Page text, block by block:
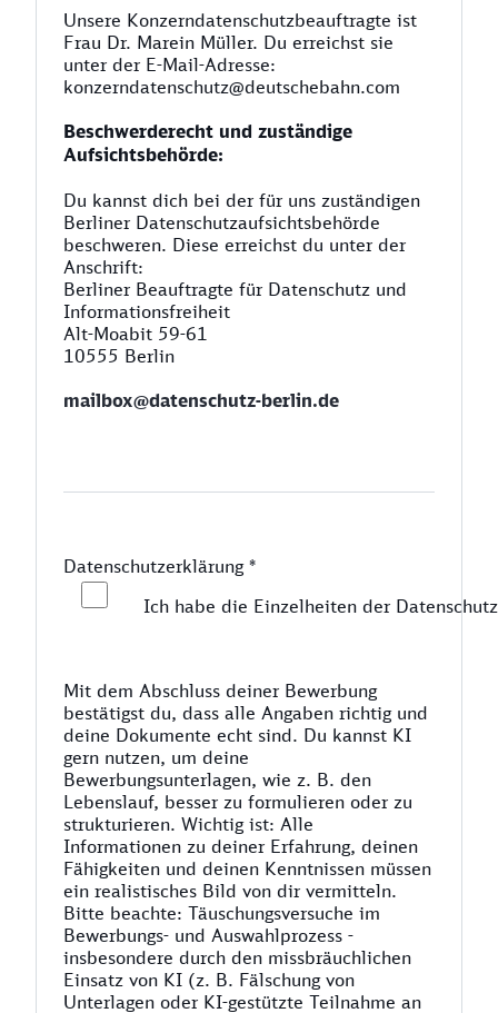
Unsere Konzerndatenschutzbeauftragte ist
Frau Dr. Marein Müller. Du erreichst sie
unter der E-Mail-Adresse:
konzerndatenschutz@deutschebahn.com
Beschwerderecht und zuständige
Aufsichtsbehörde:
Du kannst dich bei der für uns zuständigen
Berliner Datenschutzaufsichtsbehörde
beschweren. Diese erreichst du unter der
Anschrift:
Berliner Beauftragte für Datenschutz und
Informationsfreiheit
Alt-Moabit 59-61
10555 Berlin
mailbox@datenschutz-berlin.de
Datenschutzerklärung*
Ich habe die Einzelheiten der
Mit dem Abschluss deiner Bewerbung
bestätigst du, dass alle Angaben richtig und
deine Dokumente echt sind. Du kannst KI
gern nutzen, um deine
Bewerbungsunterlagen, wie z. B. den
Lebenslauf, besser zu formulieren oder zu
strukturieren. Wichtig ist: Alle
Informationen zu deiner Erfahrung, deinen
Fähigkeiten und deinen Kenntnissen müssen
ein realistisches Bild von dir vermitteln.
Bitte beachte: Täuschungsversuche im
Bewerbungs- und Auswahlprozess -
insbesondere durch den missbräuchlichen
Einsatz von KI (z. B. Fälschung von
Unterlagen oder KI-gestützte Teilnahme an